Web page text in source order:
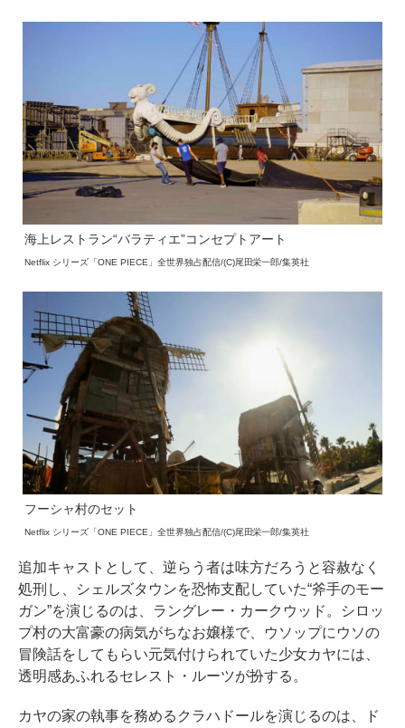
海上レストラン“バラティエ”コンセプトアート
Netflix シリーズ「ONE PIECE」全世界独占配信/(C)尾田栄一郎/集英社
フーシャ村のセット
Netflix シリーズ「ONE PIECE」全世界独占配信/(C)尾田栄一郎/集英社
追加キャストとして、逆らう者は味方だろうと容赦なく
処刑し、シェルズタウンを恐怖支配していた“斧手のモー
ガン”を演じるのは、ラングレー・カークウッド。シロッ
プ村の大富豪の病気がちなお嬢様で、ウソップにウソの
冒険話をしてもらい元気付けられていた少女カヤには、
透明感あふれるセレスト・ルーツが扮する。
カヤの家の執事を務めるクラハドールを演じるのは、ド